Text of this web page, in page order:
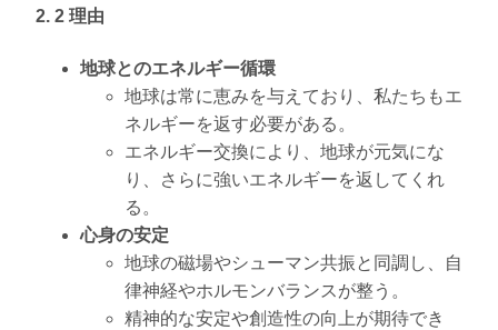
2. 2 理由
地球とのエネルギー循環
地球は常に恵みを与えており、私たちもエ
ネルギーを返す必要がある。
エネルギー交換により、地球が元気にな
り、さらに強いエネルギーを返してくれ
る。
心身の安定
地球の磁場やシューマン共振と同調し、自
律神経やホルモンバランスが整う。
精神的な安定や創造性の向上が期待でき